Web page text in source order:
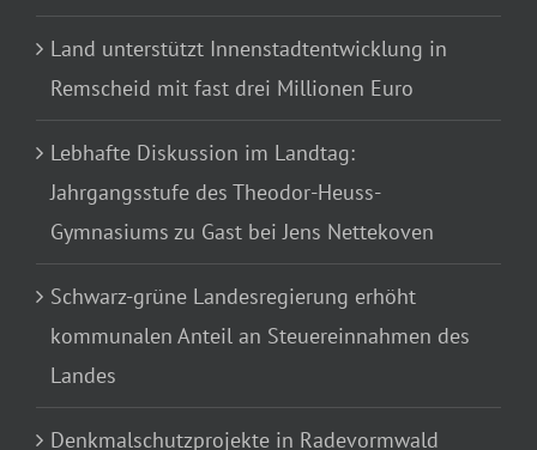
Land unterstützt Innenstadtentwicklung in
Remscheid mit fast drei Millionen Euro
Lebhafte Diskussion im Landtag:
Jahrgangsstufe des Theodor-Heuss-
Gymnasiums zu Gast bei Jens Nettekoven
Schwarz-grüne Landesregierung erhöht
kommunalen Anteil an Steuereinnahmen des
Landes
Denkmalschutzprojekte in Radevormwald